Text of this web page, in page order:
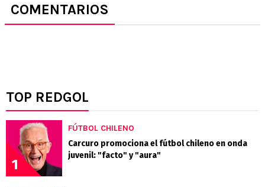
COMENTARIOS
TOP REDGOL
1
FÚTBOL CHILENO
Carcuro promociona el fútbol chileno en onda
juvenil: "facto" y "aura"